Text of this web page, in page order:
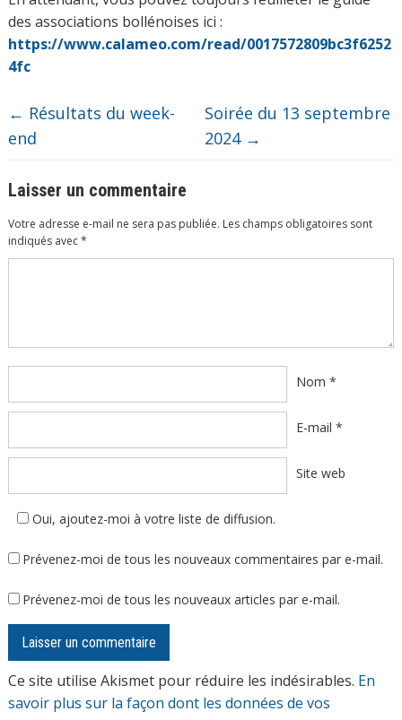
des associations bollénoises ici :
https://www.calameo.com/read/0017572809bc3f6252
4fc
← Résultats du week-
end
Soirée du 13 septembre
2024 →
Laisser un commentaire
Votre adresse e-mail ne sera pas publiée. Les champs obligatoires sont
indiqués avec*
Nom *
E-mail *
Site web
Oui, ajoutez-moi à votre liste de diffusion.
Prévenez-moi de tous les nouveaux commentaires par e-mail.
Prévenez-moi de tous les nouveaux articles par e-mail.
Ce site utilise Akismet pour réduire les indésirables. En
savoir plus sur la façon dont les données de vos